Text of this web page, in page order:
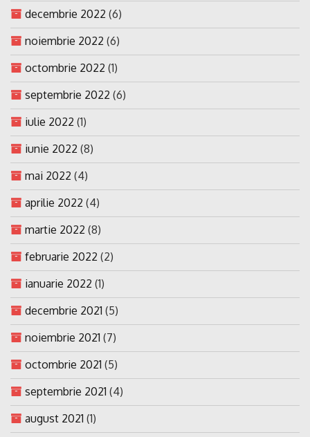
decembrie 2022 (6)
noiembrie 2022 (6)
octombrie 2022 (1)
septembrie 2022 (6)
iulie 2022 (1)
iunie 2022 (8)
mai 2022 (4)
aprilie 2022 (4)
martie 2022 (8)
februarie 2022 (2)
ianuarie 2022 (1)
decembrie 2021 (5)
noiembrie 2021 (7)
octombrie 2021 (5)
septembrie 2021 (4)
august 2021 (1)